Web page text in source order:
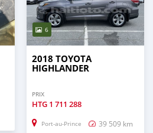
6
2018 TOYOTA
HIGHLANDER
PRIX
HTG 1 711 288
Port-au-Prince 39 509 km